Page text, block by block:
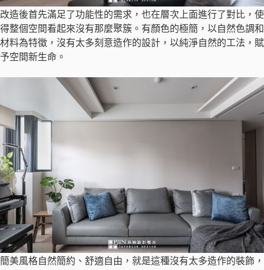
改造後首先滿足了功能性的需求，也在層次上面進行了對比，使
得整個空間看起來沒有那麼聚簇。有顏色的極簡，以自然色調和
材料為特徵，沒有太多刻意造作的設計，以純淨自然的工法，賦
予空間新生命。
簡美風格自然簡約、舒適自由，就是這種沒有太多造作的裝飾，